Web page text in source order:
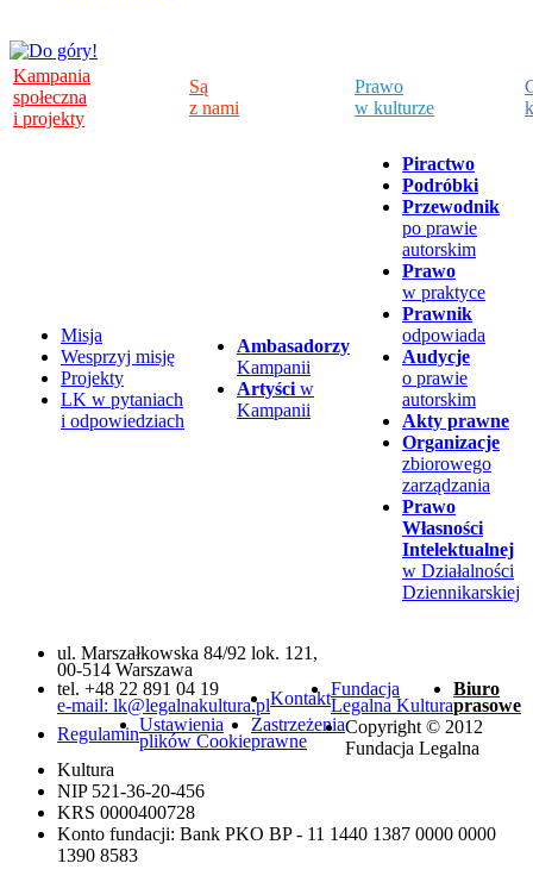
Kampania
społeczna
i projekty
Są
z nami
Prawo
w kulturze
Misja
Wesprzyj misję
Projekty
LK w pytaniach
i odpowiedziach
Ambasadorzy
Kampanii
Artyści w
Kampanii
Piractwo
Podróbki
Przewodnik
po prawie
autorskim
Prawo
w praktyce
Prawnik
odpowiada
Audycje
o prawie
autorskim
Akty prawne
Organizacje
zbiorowego
zarządzania
Prawo
Własności
Intelektualnej
w Działalności
Dziennikarskiej
ul. Marszałkowska 84/92 lok. 121,
00-514 Warszawa
tel. +48 22 891 04 19
e-mail: lk@legalnakultura.plKontaktFundacja
Legalna Kultura
Biuro
prasowe
RegulaminUstawienia
plików Cookie
Zastrzeżenia
prawne
Copyright © 2012
Fundacja Legalna
Kultura
NIP 521-36-20-456
KRS 0000400728
Konto fundacji: Bank PKO BP - 11 1440 1387 0000 0000
1390 8583